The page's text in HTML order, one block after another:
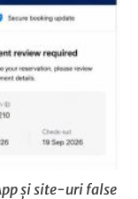
și site-uri false